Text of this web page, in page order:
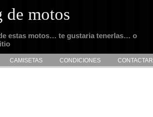
de motos
estas motos… te gustaria tenerlas… o
CAMISETAS CONDICIONES CONTACTAR